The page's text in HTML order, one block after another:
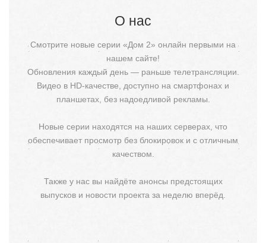
О нас
Смотрите новые серии «Дом 2» онлайн первыми на
нашем сайте!
Обновления каждый день — раньше телетрансляции.
Видео в HD-качестве, доступно на смартфонах и
планшетах, без надоедливой рекламы.
Новые серии находятся на наших серверах, что
обеспечивает просмотр без блокировок и с отличным
качеством.
Также у нас вы найдёте анонсы предстоящих
выпусков и новости проекта за неделю вперёд.